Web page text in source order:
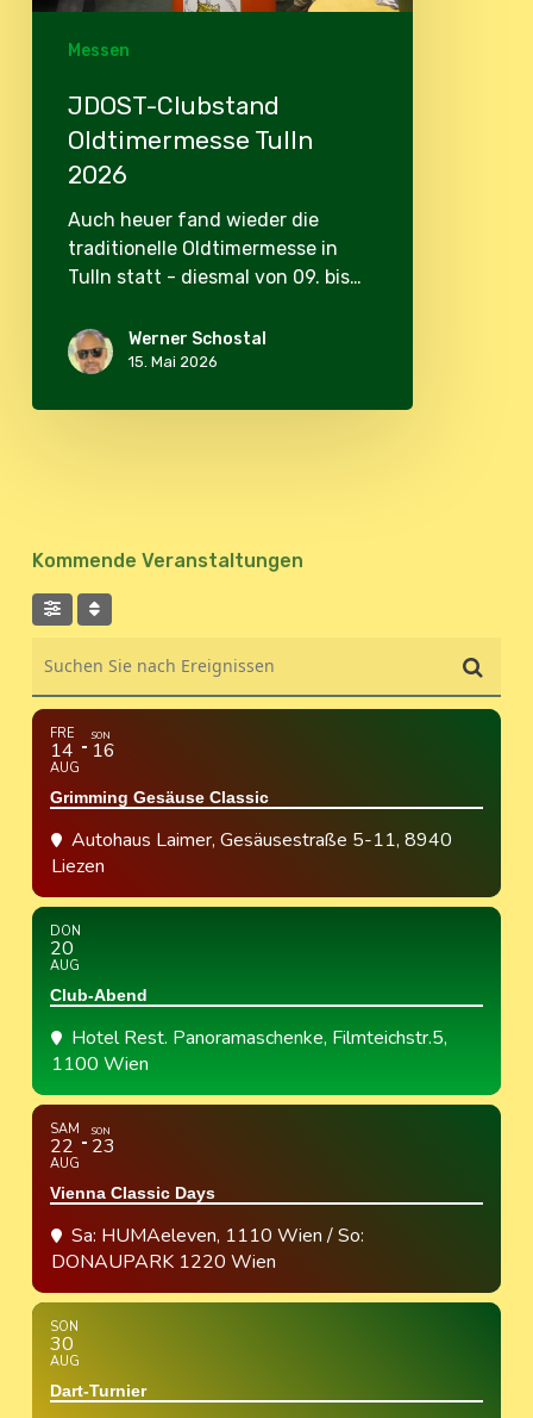
Messen
JDOST-Clubstand
Oldtimermesse Tulln
2026
Auch heuer fand wieder die
traditionelle Oldtimermesse in
Tulln statt - diesmal von 09. bis…
Werner Schostal
15. Mai 2026
Kommende Veranstaltungen
FRE
14
AUG
SON
16
Grimming Gesäuse Classic
Autohaus Laimer, Gesäusestraße 5-11, 8940
Liezen
DON
20
AUG
Club-Abend
Hotel Rest. Panoramaschenke, Filmteichstr.5,
1100 Wien
SAM
22
AUG
SON
23
Vienna Classic Days
Sa: HUMAeleven, 1110 Wien / So:
DONAUPARK 1220 Wien
SON
30
AUG
Dart-Turnier